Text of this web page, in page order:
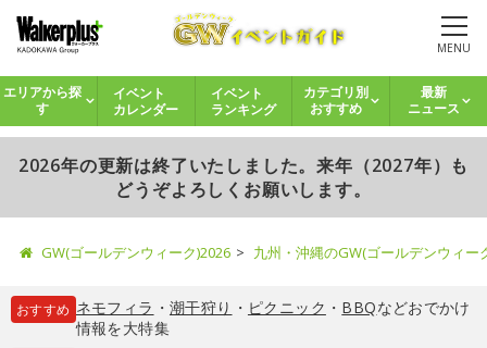
MENU
エリアから探
す
イベント
カレンダー
イベント
ランキング
カテゴリ別
おすすめ
最新
ニュース
2026年の更新は終了いたしました。来年（2027年）も
どうぞよろしくお願いします。
GW(ゴールデンウィーク)2026 九州・沖縄のGW(ゴールデンウィ
おすすめ ネモフィラ ・ 潮干狩り ・ ピクニック ・ BBQなどおでかけ
情報を大特集